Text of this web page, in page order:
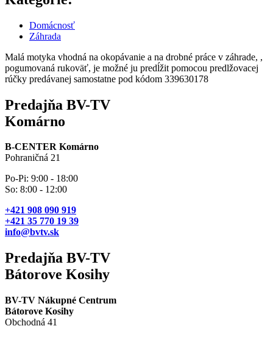
Domácnosť
Záhrada
Malá motyka vhodná na okopávanie a na drobné práce v záhrade, ,
pogumovaná rukoväť, je možné ju predĺžit pomocou predlžovacej
rúčky predávanej samostatne pod kódom 339630178
Predajňa BV-TV
Komárno
B-CENTER Komárno
Pohraničná 21
Po-Pi: 9:00 - 18:00
So: 8:00 - 12:00
+421 908 090 919
+421 35 770 19 39
info@bvtv.sk
Predajňa BV-TV
Bátorove Kosihy
BV-TV Nákupné Centrum
Bátorove Kosihy
Obchodná 41